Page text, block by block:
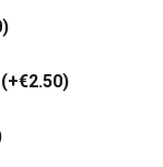
)
(+€2.50)